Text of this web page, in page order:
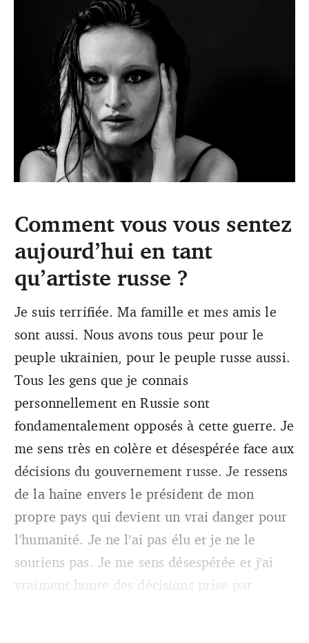
Comment vous vous sentez
aujourd’hui en tant
qu’artiste russe ?
Je suis terrifiée. Ma famille et mes amis le
sont aussi. Nous avons tous peur pour le
peuple ukrainien, pour le peuple russe aussi.
Tous les gens que je connais
personnellement en Russie sont
fondamentalement opposés à cette guerre. Je
me sens très en colère et désespérée face aux
décisions du gouvernement russe. Je ressens
de la haine envers le président de mon
propre pays qui devient un vrai danger pour
l’humanité. Je ne l’ai pas élu et je ne le
soutiens pas. Je me sens désespérée et j’ai
vraiment honte des décisions prise par